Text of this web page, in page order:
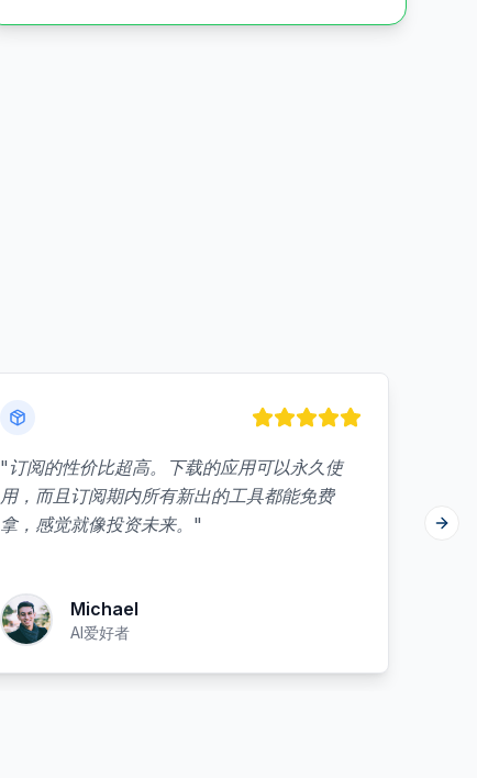
" 订阅的性价比超高。下载的应用可以永久使
用，而且订阅期内所有新出的工具都能免费
拿，感觉就像投资未来。 "
Michael
AI爱好者